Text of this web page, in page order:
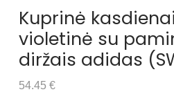
Kuprinė
violetinė su
diržais adidas
54.45 €